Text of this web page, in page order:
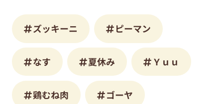
ズッキーニ ピーマン
なす 夏休み Ｙｕｕ
鶏むね肉 ゴーヤ